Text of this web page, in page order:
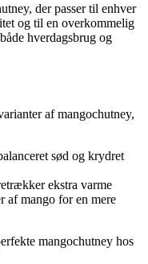
der passer til enhver
og til en overkommelig
hverdagsbrug og
af mangochutney,
sød og krydret
ekstra varme
af mango for en mere
mangochutney hos